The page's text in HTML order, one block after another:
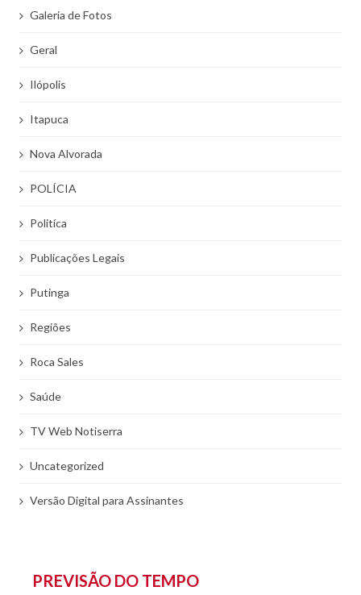
Galeria de Fotos
Geral
Ilópolis
Itapuca
Nova Alvorada
POLÍCIA
Politíca
Publicações Legais
Putinga
Regiões
Roca Sales
Saúde
TV Web Notiserra
Uncategorized
Versão Digital para Assinantes
PREVISÃO DO TEMPO